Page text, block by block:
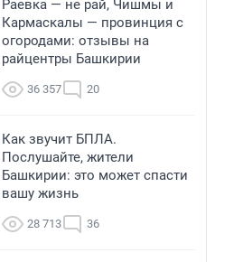
Раевка — не рай, Чишмы и
Кармаскалы — провинция с
огородами: отзывы на
райцентры Башкирии
36 357 20
Как звучит БПЛА.
Послушайте, жители
Башкирии: это может спасти
вашу жизнь
28 713 36